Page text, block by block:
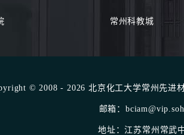
常州科教城
© 2008 - 2026 北京化工大学常州先进
邮箱：
地址：江苏常州常武